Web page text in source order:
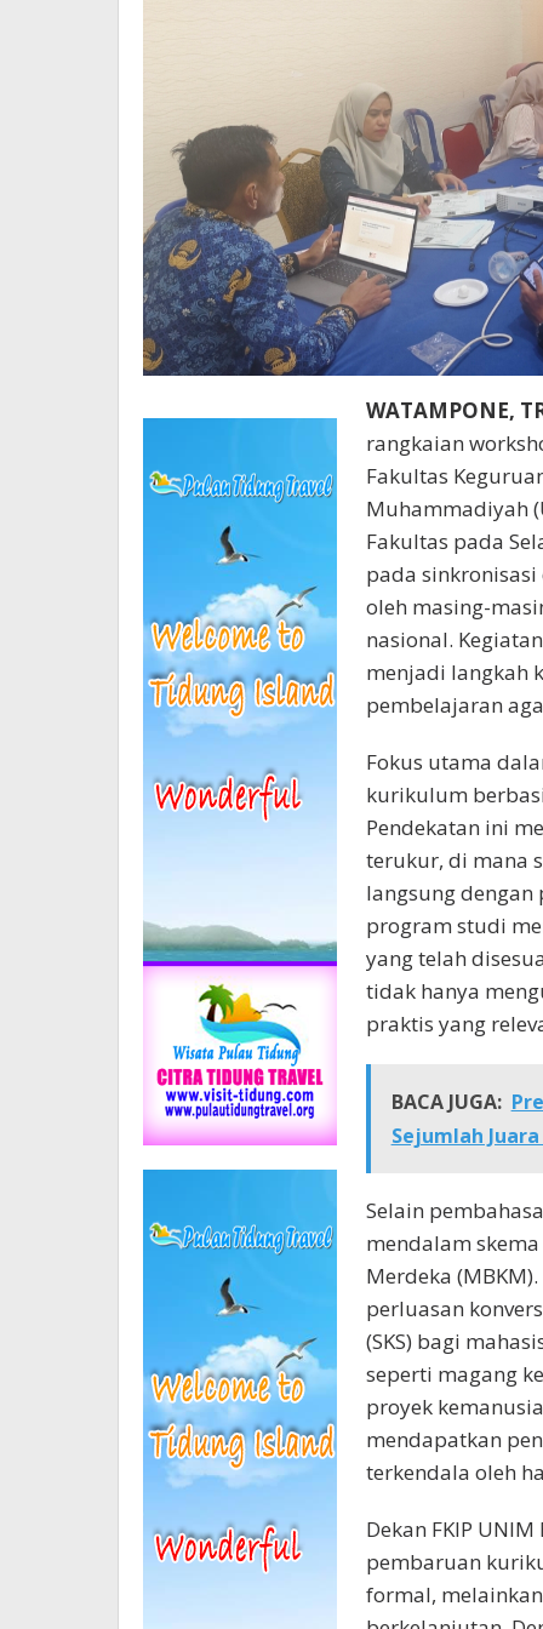
WATAMPONE,
rangkaian
Fakultas
Muhammadiyah
Fakultas pada
pada
oleh masing-
nasional.
menjadi langkah
pembelajaran
Fokus utama
kurikulum
Pendekatan ini
terukur, di mana
langsung dengan
program studi
yang telah
tidak hanya
praktis yang
BACA JUGA:
Sejumlah
Selain
mendalam
Merdeka
perluasan
(SKS) bagi
seperti magang
proyek
mendapatkan
terkendala oleh
Dekan FKIP
pembaruan
formal,